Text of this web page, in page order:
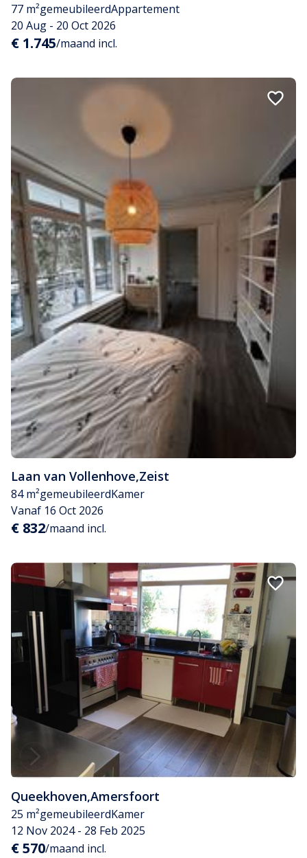
77 m²gemeubileerdAppartement
20 Aug - 20 Oct 2026
€ 1.745/maand incl.
Laan van Vollenhove,Zeist
84 m²gemeubileerdKamer
Vanaf 16 Oct 2026
€ 832/maand incl.
Queekhoven,Amersfoort
25 m²gemeubileerdKamer
12 Nov 2024 - 28 Feb 2025
€ 570/maand incl.